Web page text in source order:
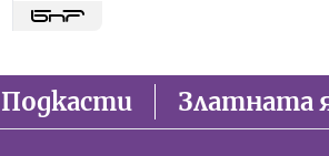
Подкасти Златната